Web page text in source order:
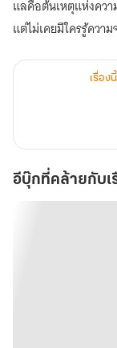
แลคือต้นเหตุแห่งคว
แต่ไม่เคยมีใครรู้ควา
ใจสิงห์ตื่นขึ้นมากลาง
ในสิ่งที่คนอื่นยากจะรู้
เรื่อง
อีบุ๊กที่คล้ายกับเ